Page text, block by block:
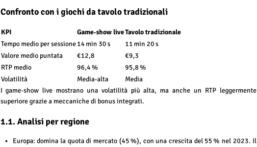
Confronto con i giochi da tavolo tradizionali
KPI Game‑show liveTavolo tradizionale
Tempo medio per sessione14 min 30 s
11 min 20 s
Valore medio puntata
€12,8
€9,3
RTP medio
96,4 %
95,8 %
Volatilità
Media‑alta
Media
I game‑show live mostrano una volatilità più alta, ma anche un RTP leggermente
superiore grazie a meccaniche di bonus integrati.
1.1. Analisi per regione
Europa: domina la quota di mercato (45 %), con una crescita del 55 % nel 2023. Il